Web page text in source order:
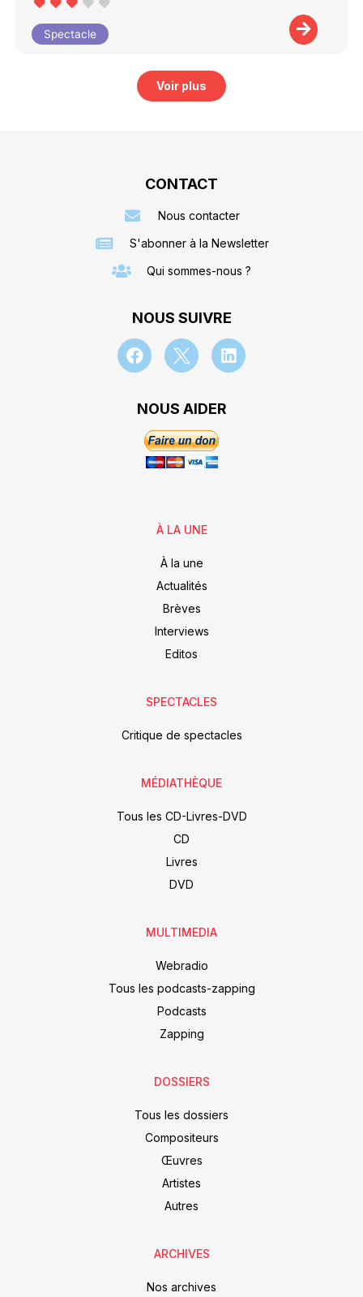
Spectacle
Voir plus
CONTACT
Nous contacter
S'abonner à la Newsletter
Qui sommes-nous ?
NOUS SUIVRE
NOUS AIDER
À LA UNE
À la une
Actualités
Brèves
Interviews
Editos
SPECTACLES
Critique de spectacles
MÉDIATHÈQUE
Tous les CD-Livres-DVD
CD
Livres
DVD
MULTIMEDIA
Webradio
Tous les podcasts-zapping
Podcasts
Zapping
DOSSIERS
Tous les dossiers
Compositeurs
Œuvres
Artistes
Autres
ARCHIVES
Nos archives